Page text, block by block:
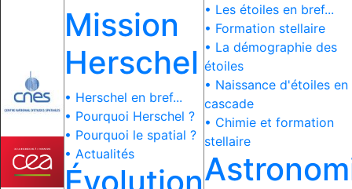
Mission
Herschel
• Herschel en bref...
• Pourquoi Herschel ?
• Pourquoi le spatial ?
• Actualités
Évolution
• Les étoiles en bref...
• Formation stellaire
• La démographie des
étoiles
• Naissance d'étoiles en
cascade
• Chimie et formation
stellaire